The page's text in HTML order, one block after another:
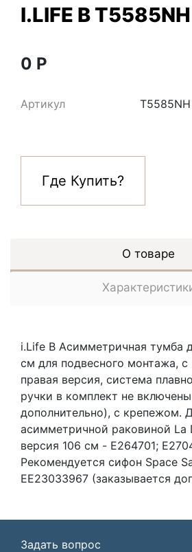
I.LIFE B T5585NH
0 Р
Артикул T5585NH
Где Купить?
О товаре
i.Life B Асимметричная тумба
см для подвесного монтажа,
правая версия, система
ручки в комплект не
дополнительно), с крепежом.
асимметричной раковиной La
версия 106 см - E264701;
Рекомендуется сифон Space
EE23033967 (заказывается
Задать вопрос